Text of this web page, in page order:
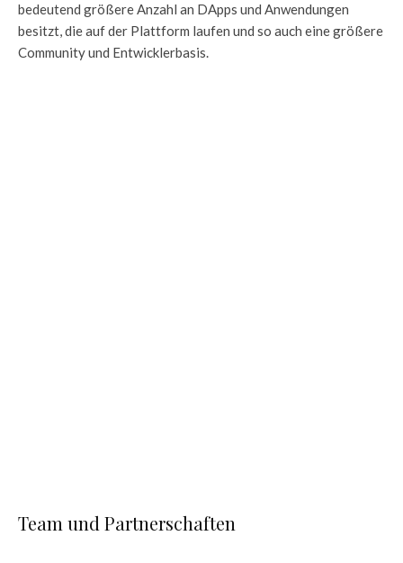
bedeutend größere Anzahl an DApps und Anwendungen
besitzt, die auf der Plattform laufen und so auch eine größere
Community und Entwicklerbasis.
Team und Partnerschaften